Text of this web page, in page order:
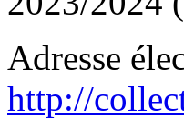
Adresse
http://